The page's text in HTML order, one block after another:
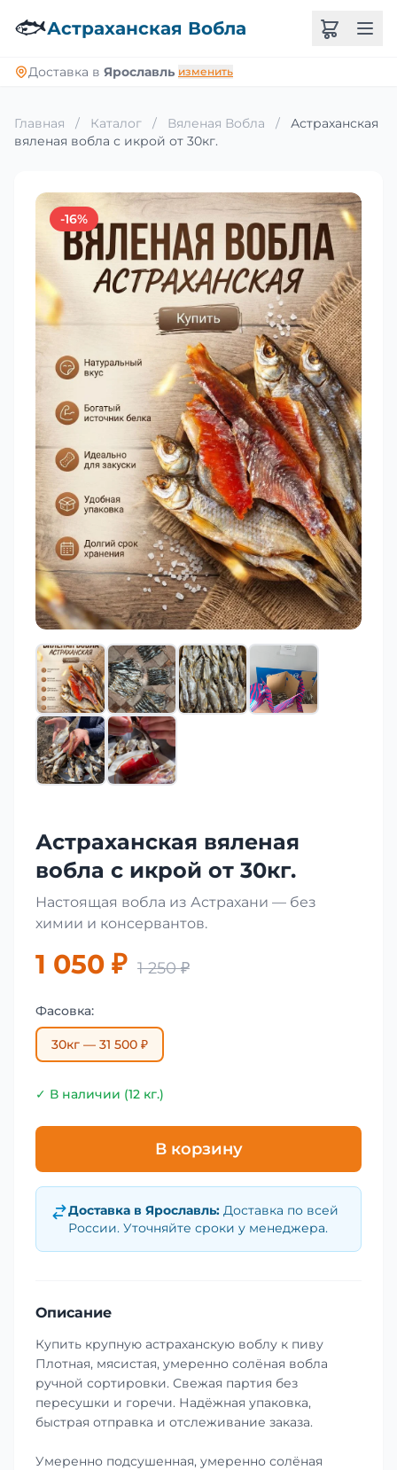
🐟Астраханская Вобла
Доставка в Ярославль изменить
Главная / Каталог / Вяленая Вобла /
Астраханская
вяленая вобла с икрой от 30кг.
-16%
Астраханская вяленая
вобла с икрой от 30кг.
Настоящая вобла из Астрахани — без
химии и консервантов.
1 050 ₽ 1 250 ₽
Фасовка:
30кг — 31 500 ₽
✓ В наличии (12 кг.)
В корзину
Доставка в Ярославль: Доставка по всей
России. Уточняйте сроки у менеджера.
Описание
Купить крупную астраханскую воблу к пиву
Плотная, мясистая, умеренно солёная вобла
ручной сортировки. Свежая партия без
пересушки и горечи. Надёжная упаковка,
быстрая отправка и отслеживание заказа.
Умеренно подсушенная, умеренно солёная